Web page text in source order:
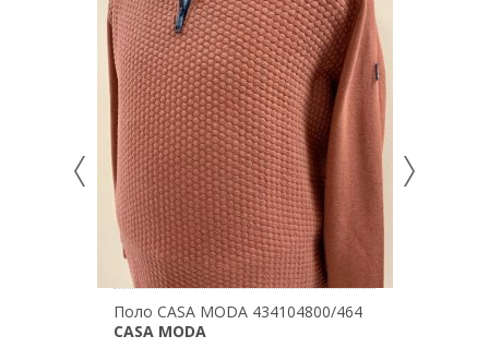
Поло CASA MODA 434104800/464
CASA MODA